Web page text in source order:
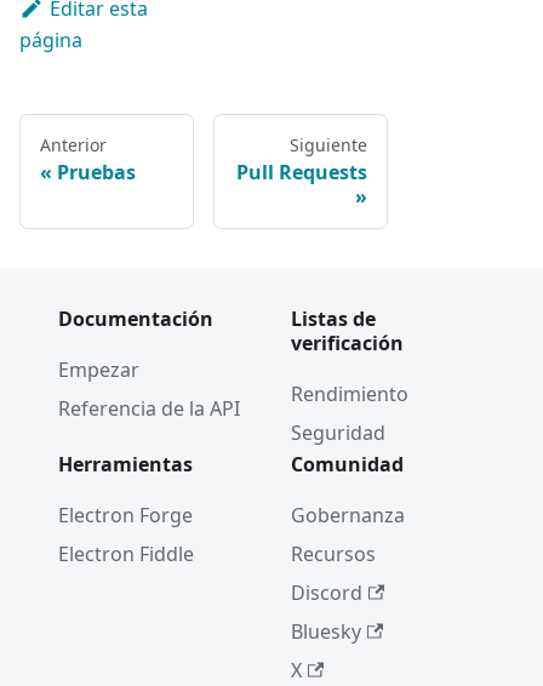
Editar esta
página
Anterior
Pruebas
Siguiente
Pull Requests
Documentación
Empezar
Referencia de la API
Listas de
verificación
Rendimiento
Seguridad
Herramientas
Electron Forge
Electron Fiddle
Comunidad
Gobernanza
Recursos
Discord
Bluesky
X